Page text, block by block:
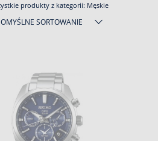
produkty z kategorii: Męskie
SORTOWANIE